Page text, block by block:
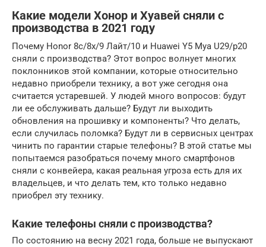
Какие модели Хонор и Хуавей сняли с
производства в 2021 году
Почему Honor 8с/8х/9 Лайт/10 и Huawei Y5 Mya U29/p20
сняли с производства? Этот вопрос волнует многих
поклонников этой компании, которые относительно
недавно приобрели технику, а вот уже сегодня она
считается устаревшей. У людей много вопросов: будут
ли ее обслуживать дальше? Будут ли выходить
обновления на прошивку и компоненты? Что делать,
если случилась поломка? Будут ли в сервисных центрах
чинить по гарантии старые телефоны? В этой статье мы
попытаемся разобраться почему много смартфонов
сняли с конвейера, какая реальная угроза есть для их
владельцев, и что делать тем, кто только недавно
приобрел эту технику.
Какие телефоны сняли с производства?
По состоянию на весну 2021 года, больше не выпускают